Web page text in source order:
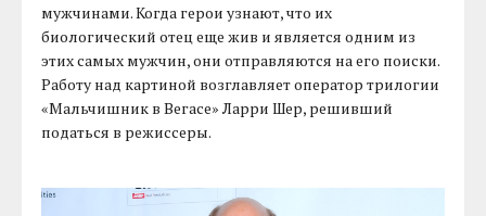
мужчинами. Когда герои узнают, что их
биологический отец еще жив и является одним из
этих самых мужчин, они отправляются на его поиски.
Работу над картиной возглавляет оператор трилогии
«Мальчишник в Вегасе» Ларри Шер, решивший
податься в режиссеры.